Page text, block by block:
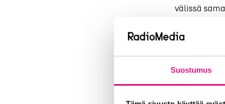
Suostumus
välissä
Mustoselta